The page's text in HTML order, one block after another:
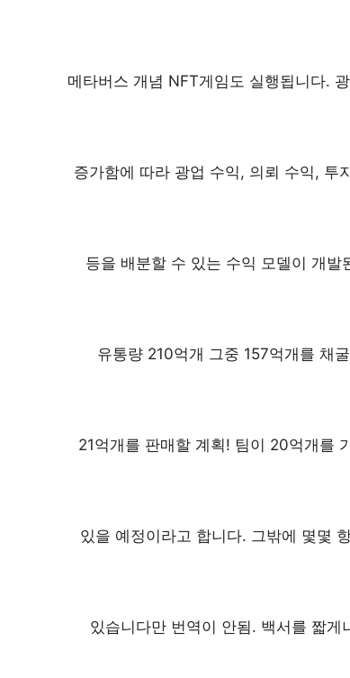
메타버스 개념 NFT게임도 실행됩니다.
증가함에 따라 광업 수익, 의뢰 수익, 투
등을 배분할 수 있는 수익 모델이 개발
유통량 210억개 그중 157억개를 채
21억개를 판매할 계획! 팀이 20억개를
있을 예정이라고 합니다. 그밖에 몇몇
있습니다만 번역이 안됨. 백서를 짧게